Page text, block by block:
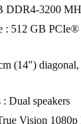
DDR4-3200
: 512 GB
(14″)
Dual speakers
Vision